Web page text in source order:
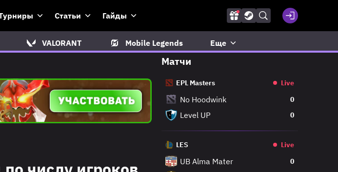
Статьи Гайды
VALORANT Mobile Legends Еще
Матчи
EPL Masters Live
No Hoodwink 0
Level UP 0
LES Live
UB Alma Mater 0